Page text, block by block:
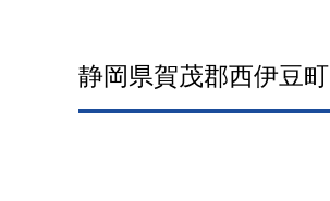
静岡県賀茂郡西伊豆町